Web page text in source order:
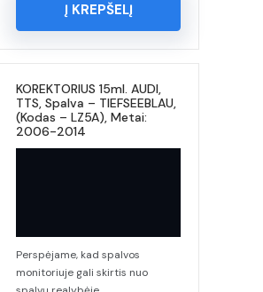
Į KREPŠELĮ
KOREKTORIUS 15ml. AUDI,
TTS, Spalva – TIEFSEEBLAU,
(Kodas – LZ5A), Metai:
2006-2014
Perspėjame, kad spalvos
monitoriuje gali skirtis nuo